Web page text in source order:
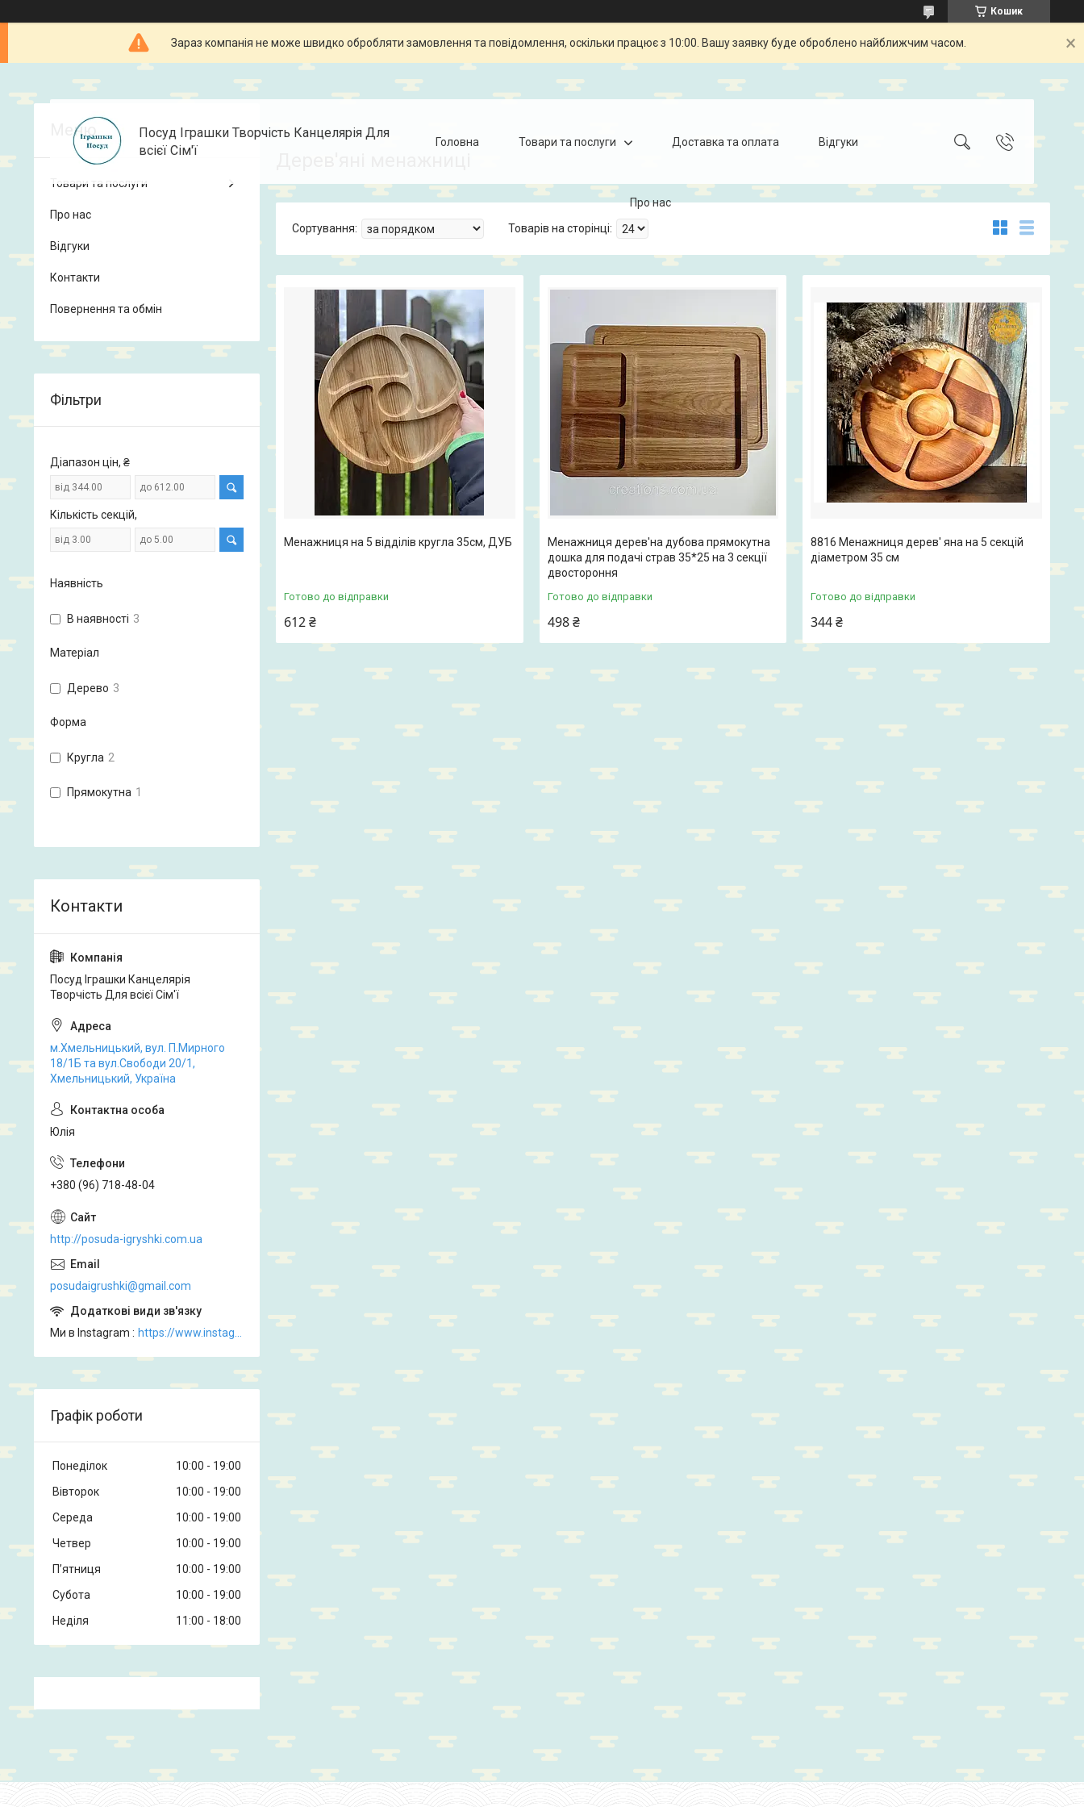
Кошик
Зараз компанія не може швидко обробляти замовлення та повідомлення, оскільки працює з 10:00. Вашу заявку буде оброблено найближчим часом.
Посуд Іграшки Творчість Канцелярія Для
всієї Сім'ї
Головна Товари та послуги Доставка та оплата Відгуки
Про нас
Менажниця на 5 відділів кругла 35см, ДУБ
Готово до відправки
612 ₴
Менажниця дерев'на дубова прямокутна
дошка для подачі страв 35*25 на 3 секції
двостороння
Готово до відправки
498 ₴
8816 Менажниця дерев' яна на 5 секцій
діаметром 35 см
Готово до відправки
344 ₴
Товари та послуги
Про нас
Відгуки
Контакти
Повернення та обмін
Фільтри
Діапазон цін, ₴
Кількість секцій,
Наявність
В наявності 3
Матеріал
Дерево 3
Форма
Кругла 2
Прямокутна 1
Посуд Іграшки Канцелярія
Творчість Для всієї Сім'ї
м.Хмельницький, вул. П.Мирного
18/1Б та вул.Свободи 20/1,
Хмельницький, Україна
Юлія
+380 (96) 718-48-04
http://posuda-igryshki.com.ua
posudaigrushki@gmail.com
Ми в Instagram
Графік роботи
Понеділок 10:00
19:00
Вівторок
10:00
19:00
Середа
10:00
19:00
Четвер
10:00
19:00
Пʼятниця
10:00
19:00
Субота
10:00
19:00
Неділя
11:00 18:00